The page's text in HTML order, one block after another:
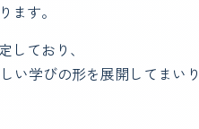
ます。
しており、
い学びの形を展開してまい